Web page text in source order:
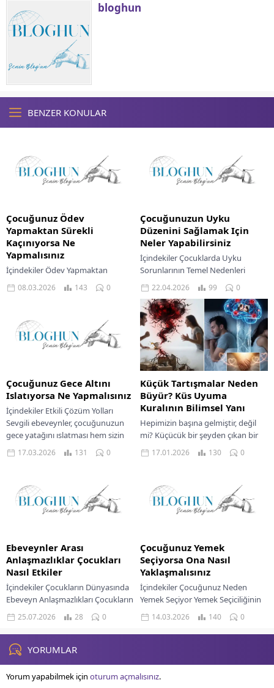
bloghun
BENZER KONULAR
Çocuğunuz Ödev
Yapmaktan Sürekli
Kaçınıyorsa Ne
Yapmalısınız
İçindekiler Ödev Yapmaktan
Kaçınan Çocuğunuzu Anlamak
Öğrenme Ortamını Düzenlemek
Yolları Bir ebeveyn olarak
çocuğunuzun ödev yapma
konusunda...
08.03.2026 143 0
Çocuğunuzun Uyku
Düzenini Sağlamak Için
Neler Yapabilirsiniz
İçindekiler Çocuklarda Uyku
Sorunlarının Temel Nedenleri
Çocuğunuzun Huzurlu Uykusu İçin
Çözüm Önerileri Sevgili ebeveynler,
çocuğunuzun uyku düzeni
konusunda yaşadığınız
zorlukların...
22.04.2026 99 0
Çocuğunuz Gece Altını
Islatıyorsa Ne Yapmalısınız
İçindekiler Etkili Çözüm Yolları
Sevgili ebeveynler, çocuğunuzun
gece yatağını ıslatması hem sizin
hem de minik yavrunuz için endişe
verici bir...
17.03.2026 131 0
Küçük Tartışmalar Neden
Büyür? Küs Uyuma
Kuralının Bilimsel Yanı
Hepimizin başına gelmiştir, değil
mi? Küçücük bir şeyden çıkan bir
tartışma, bir anda nasıl olup da
koskocaman bir meseleye
17.01.2026 130 0
Ebeveynler Arası
Anlaşmazlıklar Çocukları
Nasıl Etkiler
İçindekiler Çocukların Dünyasında
Ebeveyn Anlaşmazlıkları Çocukların
Gelişimine Olumsuz Etkileri
Ebeveynlerin Çatışmaları Yönetme
Sorumluluğu Çocuklar İçin Güvenli
Bir Ortam Yaratmak Çocukları...
25.07.2026 28 0
Çocuğunuz Yemek
Seçiyorsa Ona Nasıl
Yaklaşmalısınız
İçindekiler Çocuğunuz Neden
Yemek Seçiyor Yemek Seçiciliğinin
Altındaki Nedenler Yemek Saatleri
Bir Savaş Alanı Olmasın Keyifli
Yemek Saatleri Yaratmak Çözüm...
14.03.2026 140 0
YORUMLAR
Yorum yapabilmek için oturum açmalısınız.